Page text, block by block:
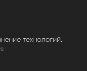
технологий.